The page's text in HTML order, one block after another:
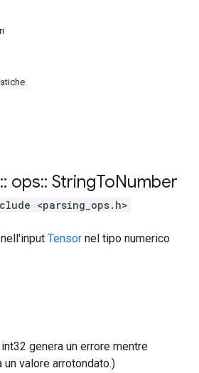
:: ops:: StringToNumber
<parsing_ops.h>
Tensor nel tipo numerico
genera un errore mentre
valore arrotondato.)